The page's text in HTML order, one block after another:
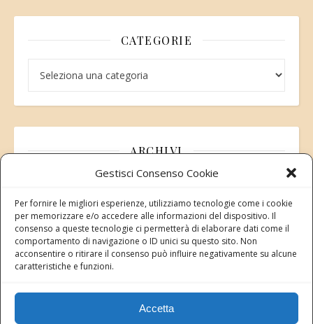
Gestisci Consenso Cookie
Per fornire le migliori esperienze, utilizziamo tecnologie come i cookie
per memorizzare e/o accedere alle informazioni del dispositivo. Il
consenso a queste tecnologie ci permetterà di elaborare dati come il
comportamento di navigazione o ID unici su questo sito. Non
acconsentire o ritirare il consenso può influire negativamente su alcune
caratteristiche e funzioni.
Accetta
CATEGORIE
ARCHIVI
Modifica consenso
Stato attuale: Negato